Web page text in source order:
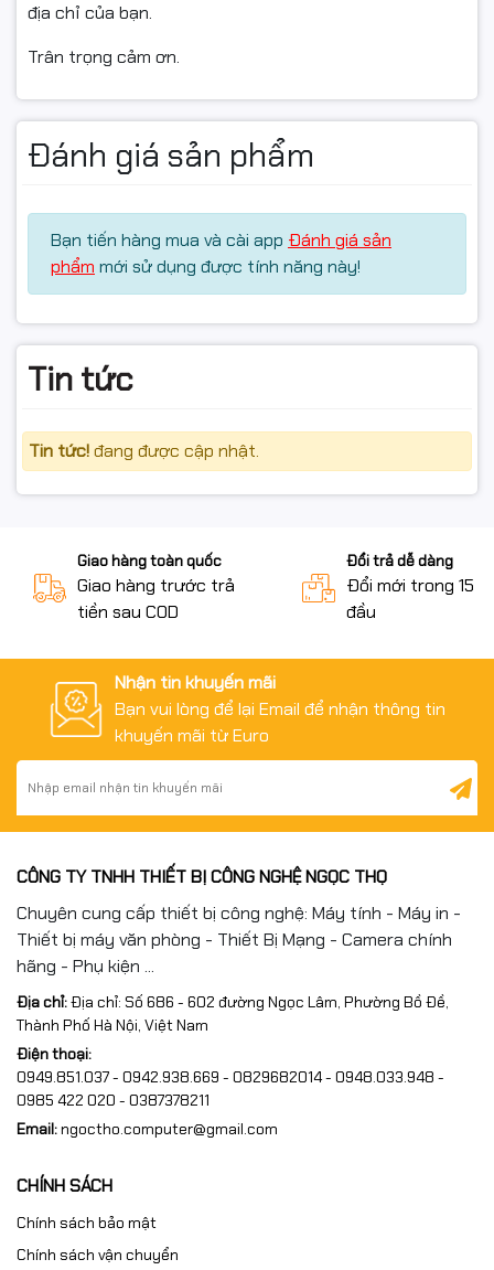
Bản in quá xấu.
Hộp mực sử dụng quá lâu làm linh kiện bên trong bị hao
Hộp mực bị mờ do mất mát và không thể khắc phục
Tại sao nên chọn chúng tôi cung cấp mực in thương
Giá tốt nhất thị trường.
Chúng tôi còn cung cấp hộp mực, mực nạp và linh kiện
máy in, linh kiện hộp mực giá sỉ cho hầu hết các dòng
máy in và máy photocopy phổ biến trên thị trường hiện
#hopmuc35a #tpink #hopmuc85a #mucmayin35a
#mucin35achinhhang #muc #hopmuc #giare
#ngocthocomputer #mucdomayin #hopmucmayin
#canon2900 #hopmuc #in #mayinlaser
#mayindentrang #linhkienmayin
#hopmuclaser #mucnap#mucdo
#CB435A Toner Cartridge
#CRG-312 Toner Cartridge
#CRG-372 Toner Cartridge
#CE285A Toner Cartridge
#Hp LaserJet Multifunction
#Hp LaserJet M1120 MFP
#HP LaserJet M1130
#HP LaserJet M1132MF
#HP LaserJet M1134
#HP LaserJet M1138
#HP LaserJet M1139
địa chỉ của bạn.
Trân trọng cảm ơn.
Đánh giá sản phẩm
Bạn tiến hàng mua và cài app Đánh giá sản
phẩm mới sử dụng được tính năng này!
Tin tức
Tin tức!đang được cập nhật.
Giao hàng toàn quốc
Giao hàng trước trả
tiền sau COD
Đổi trả dễ dàng
Đổi mới trong 15
đầu
Nhận tin khuyến mãi
Bạn vui lòng để lại Email để nhận thông tin
khuyến mãi từ Euro
CÔNG TY TNHH THIẾT BỊ CÔNG NGHỆ NGỌC THỌ
Chuyên cung cấp thiết bị công nghệ: Máy tính - Máy in -
Thiết bị máy văn phòng - Thiết Bị Mạng - Camera chính
hãng - Phụ kiện ...
Địa chỉ:Địa chỉ: Số 686 - 602 đường Ngọc Lâm, Phường Bồ Đề,
Thành Phố Hà Nội, Việt Nam
Điện thoại:
0949.851.037 - 0942.938.669 - 0829682014 - 0948.033.948 -
0985 422 020 - 0387378211
Email:ngoctho.computer@gmail.com
CHÍNH SÁCH
Chính sách bảo mật
Chính sách vận chuyển